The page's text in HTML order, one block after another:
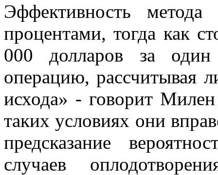
Эффективность
процентами, тогда как
000 долларов за
операцию, рассчитывая
исхода» - говорит
таких условиях они
предсказание
случаев